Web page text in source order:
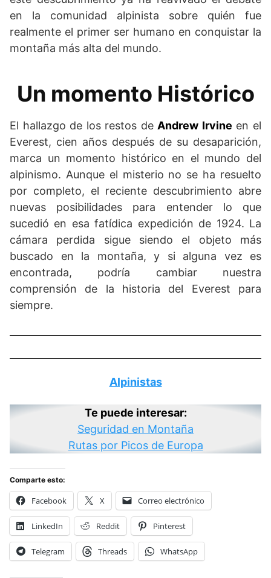
en la comunidad alpinista sobre quién fue
realmente el primer ser humano en conquistar la
montaña más alta del mundo.
Un momento Histórico
El hallazgo de los restos de Andrew Irvine en el
Everest, cien años después de su desaparición,
marca un momento histórico en el mundo del
alpinismo. Aunque el misterio no se ha resuelto
por completo, el reciente descubrimiento abre
nuevas posibilidades para entender lo que
sucedió en esa fatídica expedición de 1924. La
cámara perdida sigue siendo el objeto más
buscado en la montaña, y si alguna vez es
encontrada, podría cambiar nuestra
comprensión de la historia del Everest para
siempre.
Alpinistas
Te puede interesar:
Seguridad en Montaña
Rutas por Picos de Europa
Comparte esto:
Facebook X Correo electrónico
LinkedIn Reddit Pinterest
Telegram Threads WhatsApp